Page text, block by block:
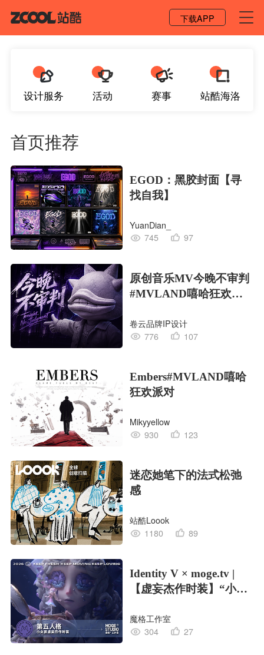
下载APP
设计服务 活动 赛事 站酷海洛
首页推荐
EGOD：黑胶封面【寻
找自我】
YuanDian_
745
97
原创音乐MV今晚不审判
#MVLAND嘻哈狂欢派
卷云品牌IP设计
776
107
Embers#MVLAND嘻哈
狂欢派对
Mikyyellow
930
123
迷恋她笔下的法式松弛
感
站酷Loook
1180
89
Identity V × moge.tv |
【虚妄杰作时装】“小女
魔格工作室
304
27